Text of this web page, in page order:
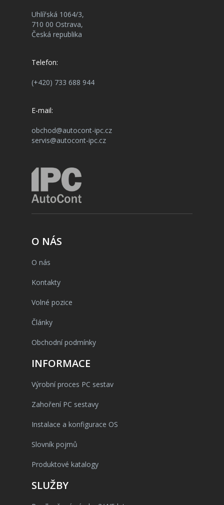
Uhlířská 1064/3,
710 00 Ostrava,
Česká republika
Telefon:
(+420) 733 688 944
E-mail:
obchod@autocont-ipc.cz
servis@autocont-ipc.cz
O NÁS
O nás
Kontakty
Volné pozice
Články
Obchodní podmínky
INFORMACE
Výrobní proces PC sestav
Zahoření PC sestavy
Instalace a konfigurace OS
Slovník pojmů
Produktové katalogy
SLUŽBY